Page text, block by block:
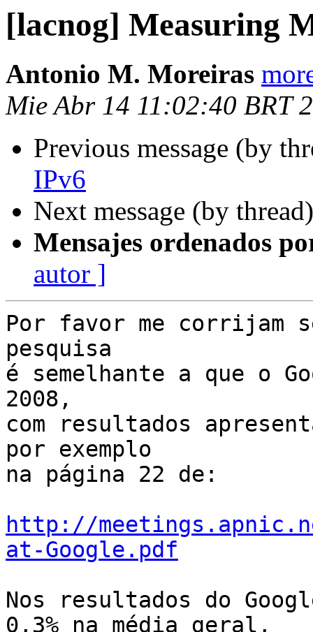
[lacnog] Measuring
Antonio M. Moreiras
Mie Abr 14 11:02:40 BRT
Previous message (by
IPv6
Next message (by
Mensajes ordenados
autor ]
Por favor me corrijam
pesquisa
é semelhante a que o
2008,
com resultados
por exemplo
na página 22 de:
http://
at-Google.pdf
Nos resultados do
0,3% na média geral,